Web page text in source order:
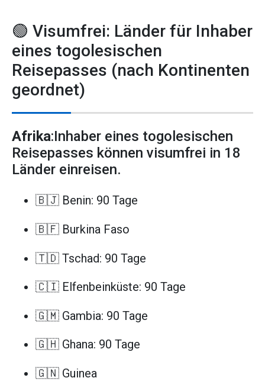
🟢 Visumfrei: Länder für Inhaber
eines togolesischen
Reisepasses (nach Kontinenten
geordnet)
Afrika:Inhaber eines togolesischen
Reisepasses können visumfrei in 18
Länder einreisen.
🇧🇯 Benin: 90 Tage
🇧🇫 Burkina Faso
🇹🇩 Tschad: 90 Tage
🇨🇮 Elfenbeinküste: 90 Tage
🇬🇲 Gambia: 90 Tage
🇬🇭 Ghana: 90 Tage
🇬🇳 Guinea